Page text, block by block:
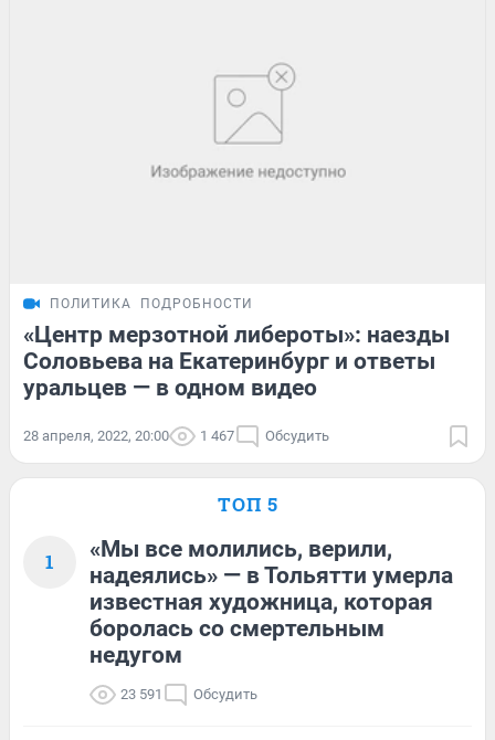
ПОЛИТИКА ПОДРОБНОСТИ
«Центр мерзотной либероты»: наезды
Соловьева на Екатеринбург и ответы
уральцев — в одном видео
28 апреля, 2022, 20:00 1 467 Обсудить
ТОП 5
1
«Мы все молились, верили,
надеялись» — в Тольятти умерла
известная художница, которая
боролась со смертельным
недугом
23 591 Обсудить